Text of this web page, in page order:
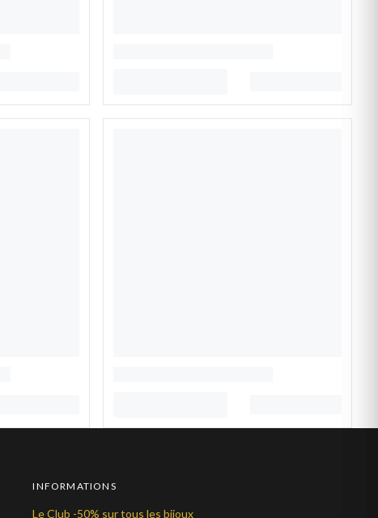
INFORMATIONS
Le Club -50% sur tous les bijoux